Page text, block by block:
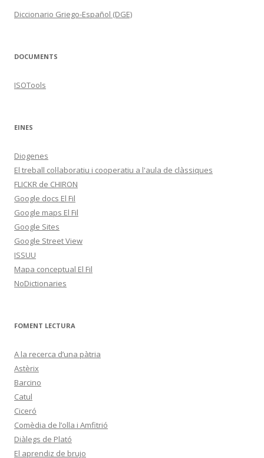
Diccionario Griego-Español (DGE)
DOCUMENTS
ISOTools
EINES
Diogenes
El treball col·laboratiu i cooperatiu a l'aula de clàssiques
FLICKR de CHIRON
Google docs El Fil
Google maps El Fil
Google Sites
Google Street View
ISSUU
Mapa conceptual El Fil
NoDictionaries
FOMENT LECTURA
A la recerca d’una pàtria
Astèrix
Barcino
Catul
Ciceró
Comèdia de l’olla i Amfitrió
Diàlegs de Plató
El aprendiz de brujo